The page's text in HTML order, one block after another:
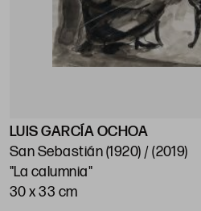
LUIS GARCÍA OCHOA
San Sebastián (1920) / (2019)
"La calumnia"
30 x 33 cm